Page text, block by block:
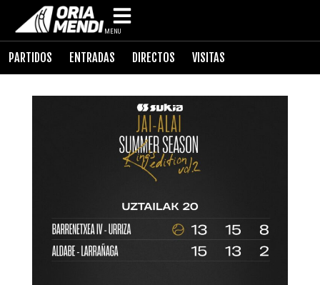
MENU
PARTIDOS ENTRADAS DIRECTOS VISITAS